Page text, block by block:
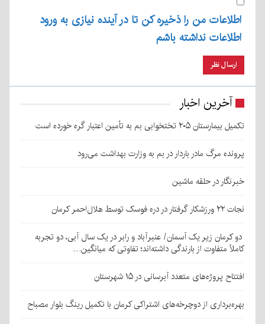
اطلاعات من را ذخیره کن تا در آینده نیازی به ورود
اطلاعات نداشته باشم
آخرین اخبار
تکمیل بیمارستان ۲۰۵ تختخوابی بم به تأمین اعتبار گره خورده است
پرونده مرگ مادر باردار در بم به وزارت بهداشت می‌رود
خبرنگار در حلقه ماشین
نجات ۲۲ ورزشکار گرفتار در دره فوسک توسط هلال‌احمر کرمان
دو کرمان زیر یک آسمان/ عنبرآباد و رابر در یک سال آبی، دو تجربه
کاملاً متفاوت از بارندگی داشته‌اند؛ تفاوتی که میانگین…
افتتاح پروژه‌های متعدد آبرسانی در ۱۵ شهرستان
بهره‌برداری از دوچرخه‌های اشتراکی کرمان با تکمیل رینگ بلوار مصباح